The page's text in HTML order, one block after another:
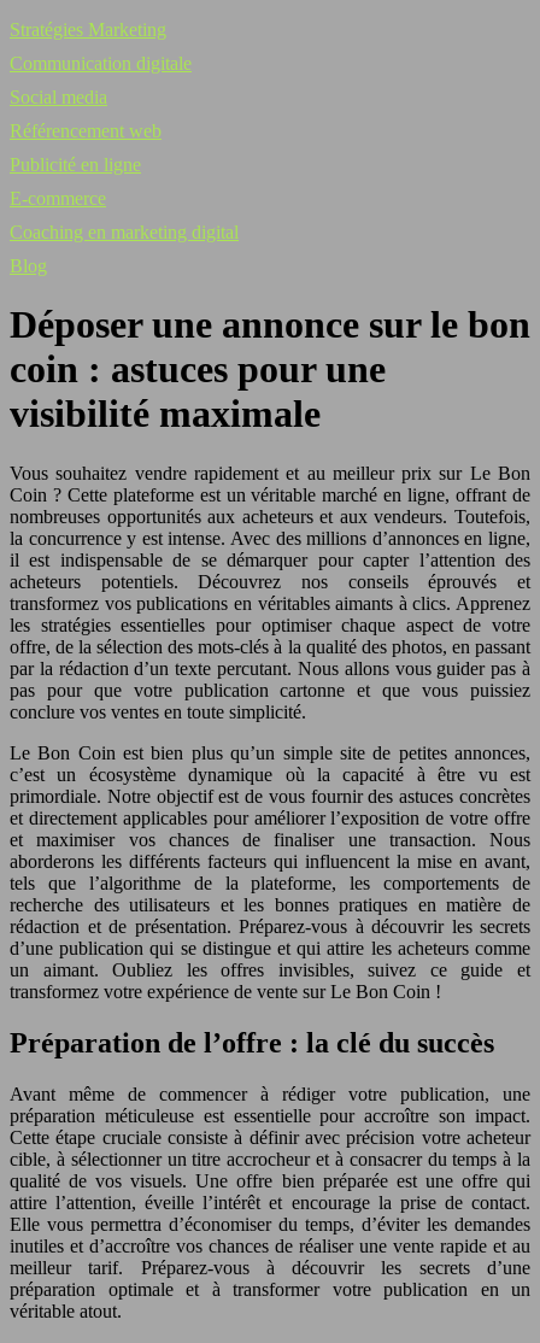
Stratégies Marketing
Communication digitale
Social media
Référencement web
Publicité en ligne
E-commerce
Coaching en marketing digital
Blog
Déposer une annonce sur le bon
coin : astuces pour une
visibilité maximale
Vous souhaitez vendre rapidement et au meilleur prix sur Le Bon
Coin ? Cette plateforme est un véritable marché en ligne, offrant de
nombreuses opportunités aux acheteurs et aux vendeurs. Toutefois,
la concurrence y est intense. Avec des millions d’annonces en ligne,
il est indispensable de se démarquer pour capter l’attention des
acheteurs potentiels. Découvrez nos conseils éprouvés et
transformez vos publications en véritables aimants à clics. Apprenez
les stratégies essentielles pour optimiser chaque aspect de votre
offre, de la sélection des mots-clés à la qualité des photos, en passant
par la rédaction d’un texte percutant. Nous allons vous guider pas à
pas pour que votre publication cartonne et que vous puissiez
conclure vos ventes en toute simplicité.
Le Bon Coin est bien plus qu’un simple site de petites annonces,
c’est un écosystème dynamique où la capacité à être vu est
primordiale. Notre objectif est de vous fournir des astuces concrètes
et directement applicables pour améliorer l’exposition de votre offre
et maximiser vos chances de finaliser une transaction. Nous
aborderons les différents facteurs qui influencent la mise en avant,
tels que l’algorithme de la plateforme, les comportements de
recherche des utilisateurs et les bonnes pratiques en matière de
rédaction et de présentation. Préparez-vous à découvrir les secrets
d’une publication qui se distingue et qui attire les acheteurs comme
un aimant. Oubliez les offres invisibles, suivez ce guide et
transformez votre expérience de vente sur Le Bon Coin !
Préparation de l’offre : la clé du succès
Avant même de commencer à rédiger votre publication, une
préparation méticuleuse est essentielle pour accroître son impact.
Cette étape cruciale consiste à définir avec précision votre acheteur
cible, à sélectionner un titre accrocheur et à consacrer du temps à la
qualité de vos visuels. Une offre bien préparée est une offre qui
attire l’attention, éveille l’intérêt et encourage la prise de contact.
Elle vous permettra d’économiser du temps, d’éviter les demandes
inutiles et d’accroître vos chances de réaliser une vente rapide et au
meilleur tarif. Préparez-vous à découvrir les secrets d’une
préparation optimale et à transformer votre publication en un
véritable atout.